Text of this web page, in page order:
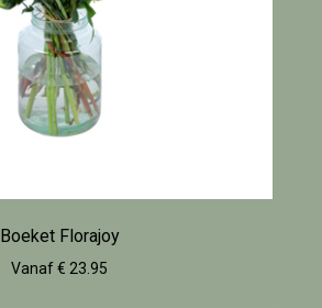
Boeket Florajoy
Vanaf € 23.95